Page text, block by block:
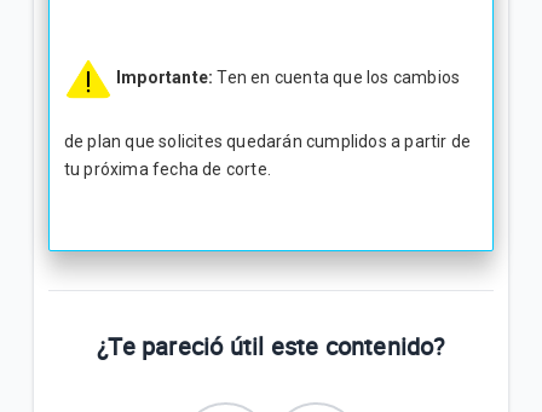
Importante: Ten en cuenta que los cambios
de plan que solicites quedarán cumplidos a partir de
tu próxima fecha de corte.
¿Te pareció útil este contenido?